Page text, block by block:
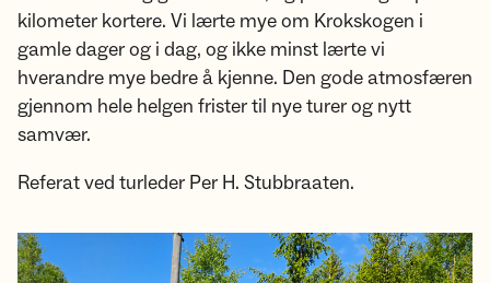
kilometer kortere. Vi lærte mye om Krokskogen i
gamle dager og i dag, og ikke minst lærte vi
hverandre mye bedre å kjenne. Den gode atmosfæren
gjennom hele helgen frister til nye turer og nytt
samvær.
Referat ved turleder Per H. Stubbraaten.